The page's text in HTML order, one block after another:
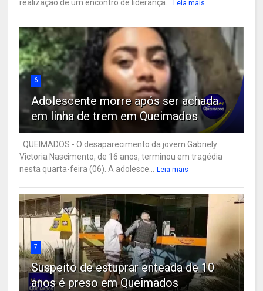
realização de um encontro de liderança... Leia mais
6
Adolescente morre após ser achada
em linha de trem em Queimados
QUEIMADOS - O desaparecimento da jovem Gabriely
Victoria Nascimento, de 16 anos, terminou em tragédia
nesta quarta-feira (06). A adolesce... Leia mais
7
Suspeito de estuprar enteada de 10
anos é preso em Queimados